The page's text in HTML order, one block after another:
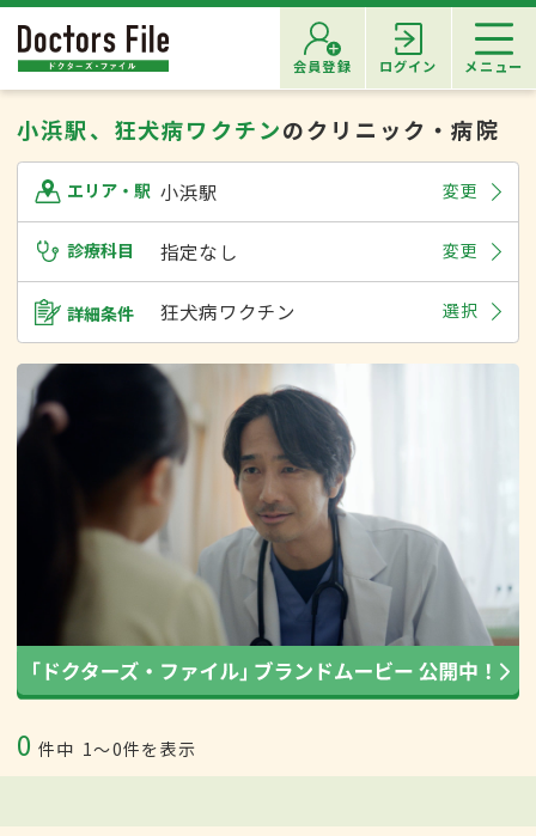
会員登録 ログイン メニュー
小浜駅、狂犬病ワクチンのクリニック・病院
エリア・駅 小浜駅 変更
診療科目 指定なし 変更
詳細条件 狂犬病ワクチン 選択
0 件中 1〜0件を表示